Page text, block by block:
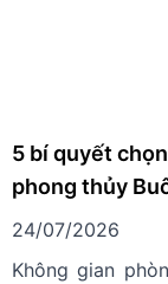
5 bí quyết
phong thủy
24/07/2026
Không gian